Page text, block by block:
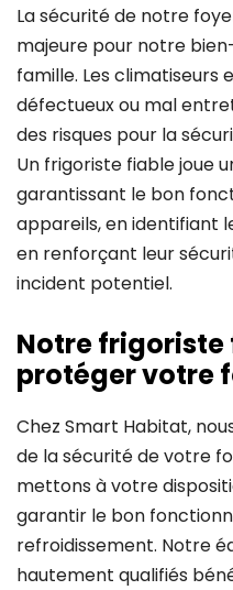
La sécurité de notre
majeure pour notre
famille. Les climatiseurs
défectueux ou mal
des risques pour la
Un frigoriste fiable joue
garantissant le bon
appareils, en identifiant
en renforçant leur
incident potentiel.
Notre
protéger votre
Chez Smart Habitat,
de la sécurité de votre
mettons à votre
garantir le bon
refroidissement. Notre
hautement qualifiés